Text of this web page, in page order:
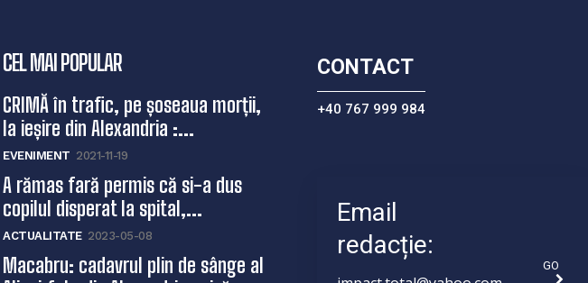
CEL MAI POPULAR
CRIMĂ în trafic, pe șoseaua morții,
la ieșire din Alexandria :...
EVENIMENT 2021-11-19
A rămas fară permis că si-a dus
copilul disperat la spital,...
ACTUALITATE 2023-05-08
Macabru: cadavrul plin de sânge al
CONTACT
+40 767 999 984
Email
redacție:
GO